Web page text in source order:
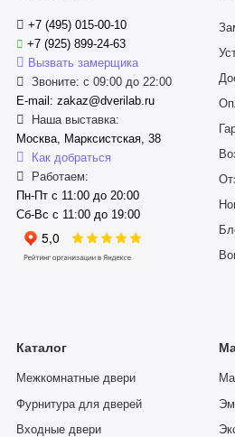
+7 (495) 015-00-10
+7 (925) 899-24-63
Вызвать замерщика
Звоните: с 09:00 до 22:00
E-mail: zakaz@dverilab.ru
Наша выставка:
Москва, Марксистская, 38
Как добраться
Работаем:
Пн-Пт с 11:00 до 20:00
Сб-Вс с 11:00 до 19:00
Каталог
Межкомнатные двери
Фурнитура для дверей
Входные двери